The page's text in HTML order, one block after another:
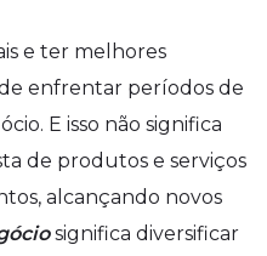
e ter melhores
enfrentar períodos de
E isso não significa
de produtos e serviços
alcançando novos
significa diversificar